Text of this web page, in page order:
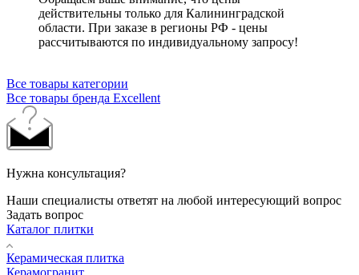
действительны только для Калининградской
области. При заказе в регионы РФ - цены
рассчитываются по индивидуальному запросу!
Все товары категории
Все товары бренда Excellent
Нужна консультация?
Наши специалисты ответят на любой интересующий вопрос
Задать вопрос
Каталог плитки
Керамическая плитка
Керамогранит